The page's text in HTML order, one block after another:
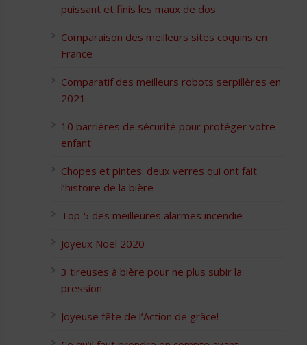
puissant et finis les maux de dos
Comparaison des meilleurs sites coquins en
France
Comparatif des meilleurs robots serpillères en
2021
10 barrières de sécurité pour protéger votre
enfant
Chopes et pintes: deux verres qui ont fait
l’histoire de la bière
Top 5 des meilleures alarmes incendie
Joyeux Noël 2020
3 tireuses à bière pour ne plus subir la
pression
Joyeuse fête de l’Action de grâce!